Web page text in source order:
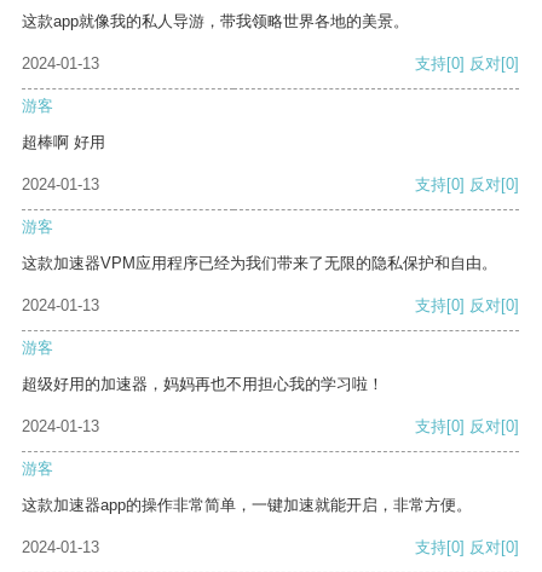
这款app就像我的私人导游，带我领略世界各地的美景。
2024-01-13 支持[0] 反对[0]
游客
超棒啊 好用
2024-01-13 支持[0] 反对[0]
游客
这款加速器VPM应用程序已经为我们带来了无限的隐私保护和自由。
2024-01-13 支持[0] 反对[0]
游客
超级好用的加速器，妈妈再也不用担心我的学习啦！
2024-01-13 支持[0] 反对[0]
游客
这款加速器app的操作非常简单，一键加速就能开启，非常方便。
2024-01-13 支持[0] 反对[0]